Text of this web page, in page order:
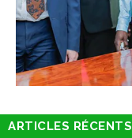
ARTICLES RÉCENTS